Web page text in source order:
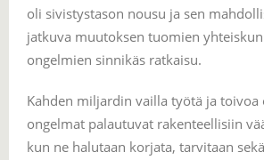
oli sivistystason nousu ja sen
jatkuva muutoksen tuomien
ongelmien sinnikäs ratkaisu.
Kahden miljardin vailla työtä ja toivoa
ongelmat palautuvat rakenteellisiin
kun ne halutaan korjata, tarvitaan